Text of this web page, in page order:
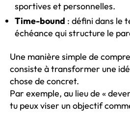
sportives et personnelles.
Time-bound : défini dans le
échéance qui structure le
Une manière simple de
consiste à transformer une
chose de concret.
Par exemple, au lieu de «
tu peux viser un objectif